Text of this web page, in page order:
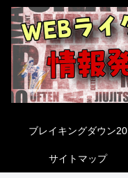
ブレイキングダウン20
サイトマップ